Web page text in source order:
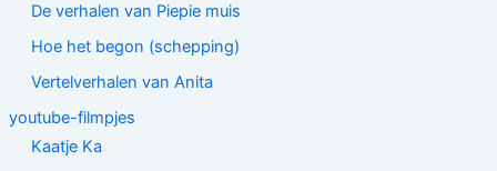
De verhalen van Piepie muis
Hoe het begon (schepping)
Vertelverhalen van Anita
youtube-filmpjes
Kaatje Ka